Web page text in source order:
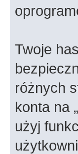
Twoje
różnych
konta na
użyj